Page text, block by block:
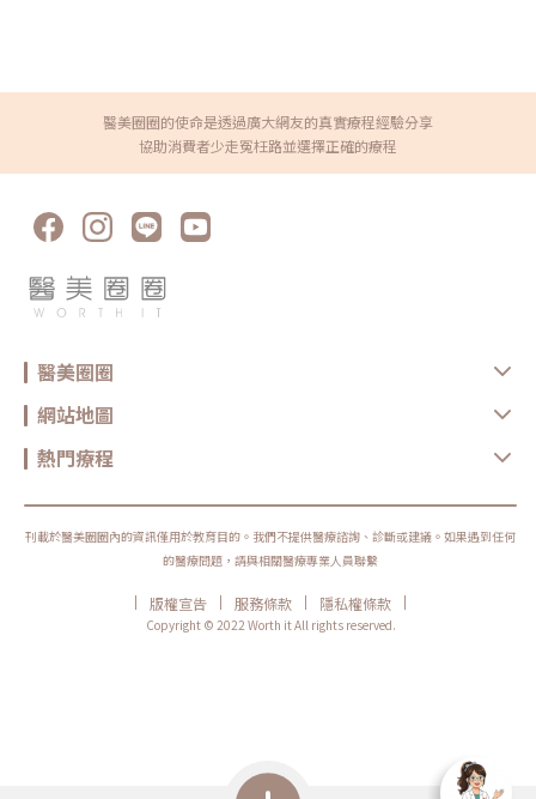
醫美圈圈的使命是透過廣大網友的真實療程經驗分享
協助消費者少走冤枉路並選擇正確的療程
醫美圈圈
網站地圖
熱門療程
刊載於醫美圈圈內的資訊僅用於教育目的。我們不提供醫療諮詢、診斷或建議。如果遇到任何
的醫療問題，請與相關醫療專業人員聯繫
| 版權宣告 | 服務條款 | 隱私權條款
|
Copyright © 2022 Worth it All rights reserved.